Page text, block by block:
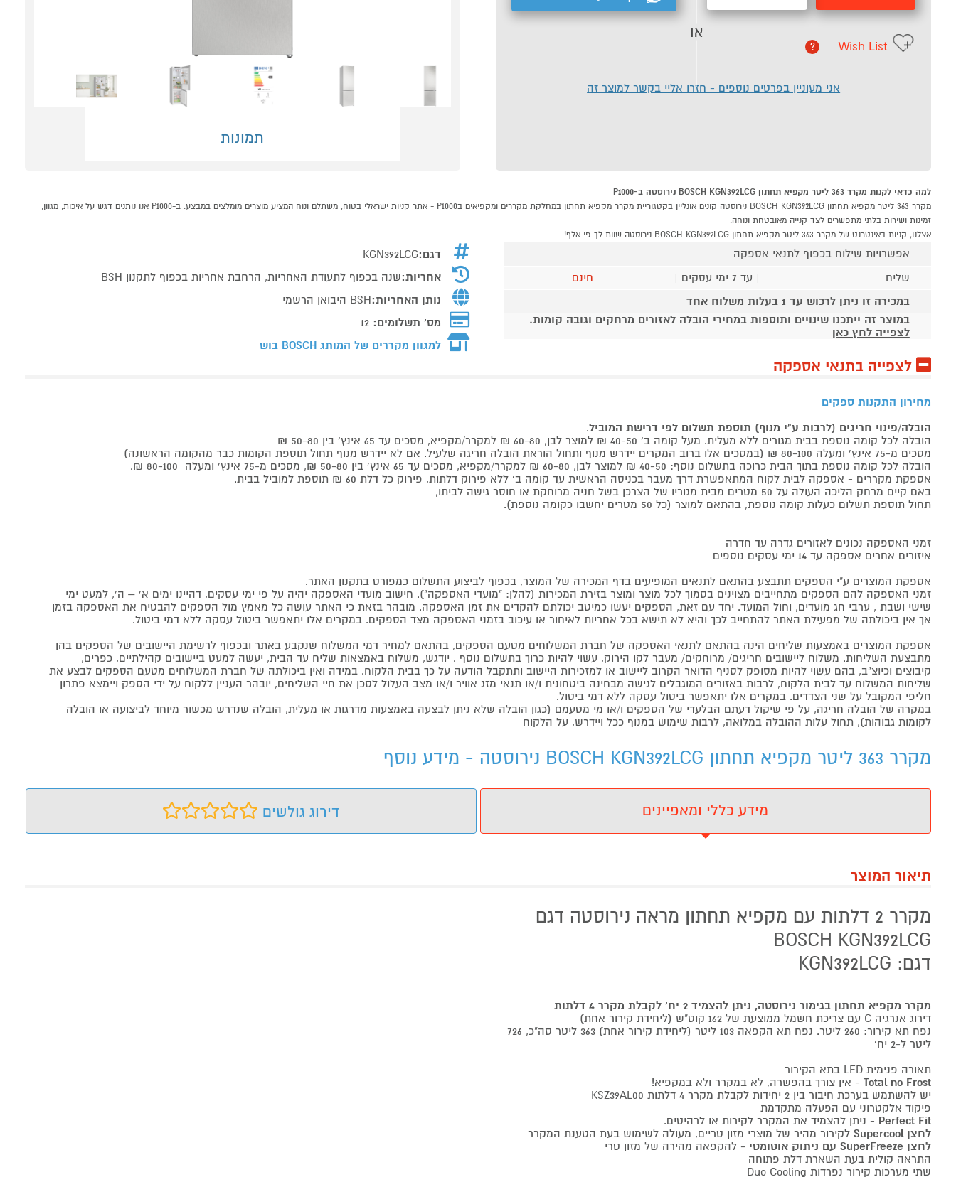
תמונות
או
Wish List
?
אני מעוניין בפרטים נוספים - חזרו אליי בקשר למוצר זה
למה כדאי לקנות מקרר 363 ליטר מקפיא תחתון BOSCH KGN392LCG נירוסטה ב-P1000
מקרר 363 ליטר מקפיא תחתון BOSCH KGN392LCG נירוסטה קונים אונליין בקטגוריית מקרר מקפיא תחתון במחלקת מקררים ומקפיאים בP1000 - אתר קניות ישראלי בטוח, משתלם ונוח המציע מוצרים מומלצים במבצע. ב-P1000 אנו נותנים דגש על איכות, מגוון,
זמינות ושירות בלתי מתפשרים לצד קנייה מאובטחת ונוחה.
אצלנו, קניות באינטרנט של מקרר 363 ליטר מקפיא תחתון BOSCH KGN392LCG נירוסטה שוות לך פי אלף!
אפשרויות שילוח בכפוף לתנאי אספקה
שליח
| עד 7 ימי עסקים |
חינם
במכירה זו ניתן לרכוש עד 1 בעלות משלוח אחד
במוצר זה ייתכנו שינויים ותוספות במחירי הובלה לאזורים מרחקים וגובה קומות.
לצפייה לחץ כאן
דגם:KGN392LCG
אחריות:שנה בכפוף לתעודת האחריות, הרחבת אחריות בכפוף לתקנון BSH
נותן האחריות:BSH היבואן הרשמי
מס' תשלומים: 12
למגוון מקררים של המותג BOSCH בוש
לצפייה בתנאי אספקה
מחירון התקנות ספקים
הובלה/פינוי חריגים (לרבות ע"י מנוף) תוספת תשלום לפי דרישת המוביל.
הובלה לכל קומה נוספת בבית מגורים ללא מעלית. מעל קומה ב' 40-50 ₪ למוצר לבן, 60-80 ₪ למקרר/מקפיא, מסכים עד 65 אינץ' בין 50-80 ₪
מסכים מ-75 אינץ' ומעלה 80-100 ₪ (במסכים אלו ברוב המקרים יידרש מנוף ותחול הוראת הובלה חריגה שלעיל. אם לא יידרש מנוף תחול תוספת הקומות כבר מהקומה הראשונה)
הובלה לכל קומה נוספת בתוך הבית כרוכה בתשלום נוסף: 40-50 ₪ למוצר לבן, 60-80 ₪ למקרר/מקפיא, מסכים עד 65 אינץ' בין 50-80 ₪, מסכים מ-75 אינץ' ומעלה 80-100 ₪.
אספקת מקררים - אספקה לבית לקוח המתאפשרת דרך מעבר בכניסה הראשית עד קומה ב' ללא פירוק דלתות, פירוק כל דלת 60 ₪ תוספת למוביל בבית.
באם קיים מרחק הליכה העולה על 50 מטרים מבית מגוריו של הצרכן בשל חניה מרוחקת או חוסר גישה לביתו,
תחול תוספת תשלום כעלות קומה נוספת, בהתאם למוצר (כל 50 מטרים יחשבו כקומה נוספת).
זמני האספקה נכונים לאזורים גדרה עד חדרה
איזורים אחרים אספקה עד 14 ימי עסקים נוספים
אספקת המוצרים ע"י הספקים תתבצע בהתאם לתנאים המופיעים בדף המכירה של המוצר, בכפוף לביצוע התשלום כמפורט בתקנון האתר.
זמני האספקה להם הספקים מתחייבים מצוינים בסמוך לכל מוצר ומוצר בזירת המכירות (להלן: "מועדי האספקה"). חישוב מועדי האספקה יהיה על פי ימי עסקים, דהיינו ימים א' – ה', למעט ימי
שישי ושבת , ערבי חג מועדים, וחול המועד. יחד עם זאת, הספקים יעשו כמיטב יכולתם להקדים את זמן האספקה. מובהר בזאת כי האתר עושה כל מאמץ מול הספקים להבטיח את האספקה בזמן
אך אין ביכולתה של מפעילת האתר להתחייב לכך והיא לא תישא בכל אחריות לאיחור או עיכוב בזמני האספקה מצד הספקים. במקרים אלו יתאפשר ביטול עסקה ללא דמי ביטול.
אספקת המוצרים באמצעות שליחים הינה בהתאם לתנאי האספקה של חברת המשלוחים מטעם הספקים, בהתאם למחיר דמי המשלוח שנקבע באתר ובכפוף לרשימת היישובים של הספקים בהן
מתבצעת השליחות. משלוח ליישובים חריגים/ מרוחקים/ מעבר לקו הירוק, עשוי להיות כרוך בתשלום נוסף . יודגש, משלוח באמצאות שליח עד הבית, יעשה למעט ביישובים קהילתיים, כפרים,
קיבוצים וכיוצ"ב, בהם עשוי להיות מסופק לסניף הדואר הקרוב ליישוב או למזכירות היישוב ותתקבל הודעה על כך בבית הלקוח. במידה ואין ביכולתה של חברת המשלוחים מטעם הספקים לבצע את
שליחות המשלוח עד לבית הלקוח, לרבות באזורים המוגבלים לגישה מבחינה ביטחונית ו/או תנאי מזג אוויר ו/או מצב העלול לסכן את חיי השליחים, יובהר העניין ללקוח על ידי הספק ויימצא פתרון
חליפי המקובל על שני הצדדים. במקרים אלו יתאפשר ביטול עסקה ללא דמי ביטול.
במקרה של הובלה חריגה, על פי שיקול דעתם הבלעדי של הספקים ו/או מי מטעמם (כגון הובלה שלא ניתן לבצעה באמצעות מדרגות או מעלית, הובלה שנדרש מכשור מיוחד לביצועה או הובלה
לקומות גבוהות), תחול עלות ההובלה במלואה, לרבות שימוש במנוף ככל ויידרש, על הלקוח
מקרר 363 ליטר מקפיא תחתון BOSCH KGN392LCG נירוסטה - מידע נוסף
מידע כללי ומאפיינים דירוג גולשים
תיאור המוצר
מקרר 2 דלתות עם מקפיא תחתון מראה נירוסטה דגם
BOSCH KGN392LCG
דגם: KGN392LCG
מקרר מקפיא תחתון בגימור נירוסטה, ניתן להצמיד 2 יח' לקבלת מקרר 4 דלתות
דירוג אנרגיה C עם צריכת חשמל ממוצעת של 162 קוט"ש (ליחידת קירור אחת)
נפח תא קירור: 260 ליטר. נפח תא הקפאה 103 ליטר (ליחידת קירור אחת) 363 ליטר סה"כ, 726
ליטר ל-2 יח'
תאורה פנימית LED בתא הקירור
Total no Frost - אין צורך בהפשרה, לא במקרר ולא במקפיא!
יש להשתמש בערכת חיבור בין 2 יחידות לקבלת מקרר 4 דלתות KSZ39AL00
פיקוד אלקטרוני עם הפעלה מתקדמת
Perfect Fit - ניתן להצמיד את המקרר לקירות או לרהיטים.
לחצן Supercool
לקירור מהיר של מוצרי מזון טריים, מעולה לשימוש בעת הטענת המקרר
לחצן SuperFreeze עם ניתוק אוטומטי
- להקפאה מהירה של מזון טרי
התראה קולית בעת השארת דלת פתוחה
שתי מערכות קירור נפרדות Duo Cooling